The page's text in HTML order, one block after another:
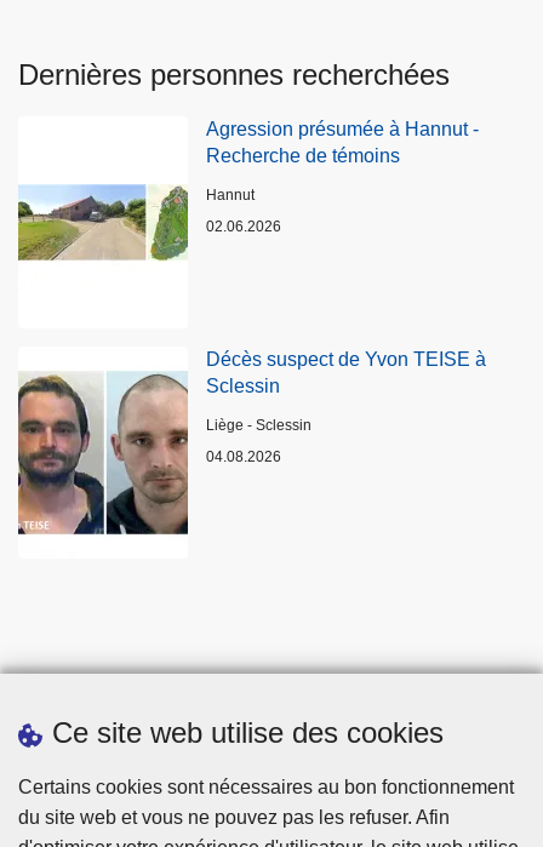
Ce site web utilise des cookies
Certains cookies sont nécessaires au bon fonctionnement
du site web et vous ne pouvez pas les refuser. Afin
Dernières personnes recherchées
Agression présumée à Hannut -
Recherche de témoins
Lieux
Hannut
02.06.2026
Décès suspect de Yvon TEISE à
Sclessin
Lieux
Liège - Sclessin
04.08.2026
Statistiques